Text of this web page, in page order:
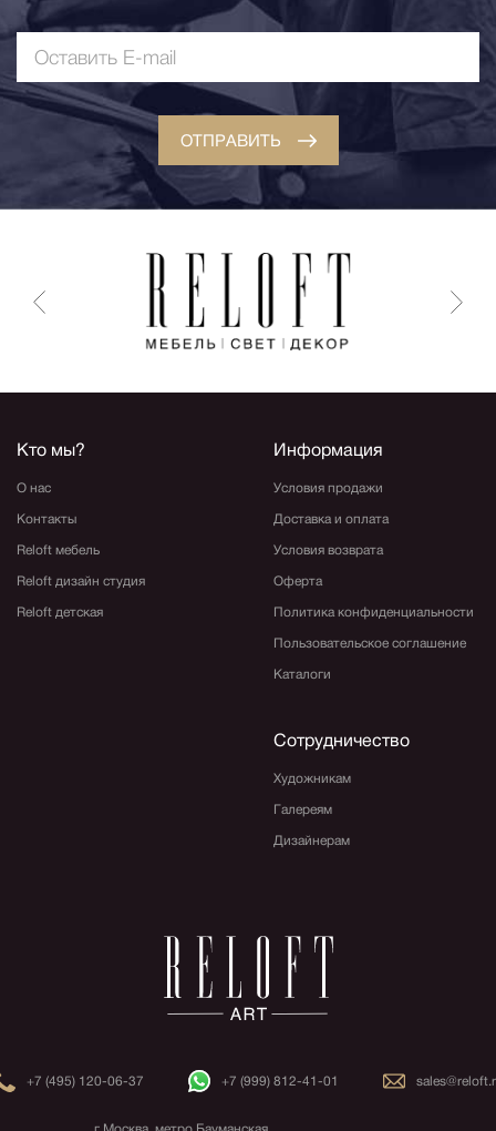
ОТПРАВИТЬ
Кто мы?
О нас
Контакты
Reloft мебель
Reloft дизайн студия
Reloft детская
Информация
Условия продажи
Доставка и оплата
Условия возврата
Оферта
Политика конфиденциальности
Пользовательское соглашение
Каталоги
Сотрудничество
Художникам
Галереям
Дизайнерам
+7 (495) 120-06-37 +7 (999) 812-41-01